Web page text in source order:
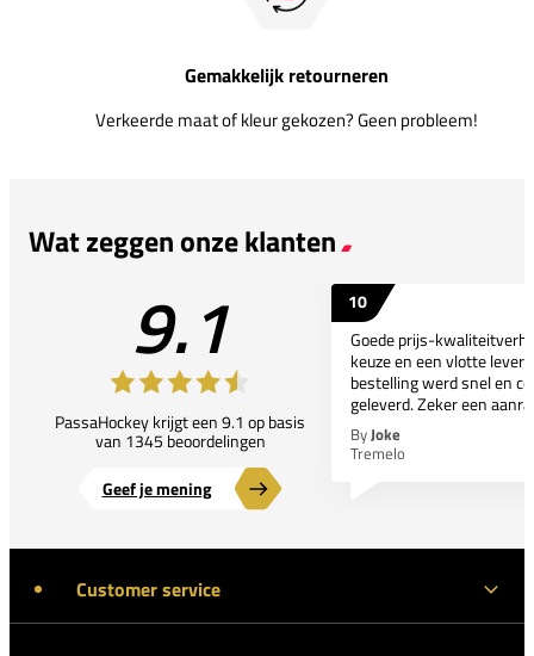
Gemakkelijk retourneren
Verkeerde maat of kleur gekozen? Geen probleem!
Wat zeggen onze klanten
9.1
PassaHockey krijgt een 9.1 op basis
van 1345 beoordelingen
Geef je mening
10
Goede prijs-
keuze en een vlotte
bestelling werd snel en
geleverd. Zeker een
ByJoke
Tremelo
Customer service